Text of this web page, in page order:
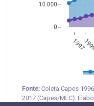
1997
0
10.000
Fonte: Coleta Capes
2017 (Capes/MEC).